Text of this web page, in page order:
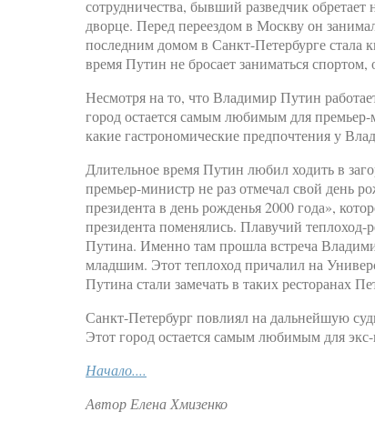
сотрудничества, бывший разведчик
дворце. Перед переездом в Москву он
последним домом в Санкт-Петербурге стала
время Путин не бросает заниматься
Несмотря на то, что Владимир Путин
город остается самым любимым для премьер-
какие гастрономические предпочтения у
Длительное время Путин любил ходить в
премьер-министр не раз отмечал свой день
президента в день рожденья 2000 года»,
президента поменялись. Плавучий
Путина. Именно там прошла встреча
младшим. Этот теплоход причалил на
Путина стали замечать в таких ресторанах
Санкт-Петербург повлиял на дальнейшую
Этот город остается самым любимым для экс-
Начало....
Автор Елена Хмизенко